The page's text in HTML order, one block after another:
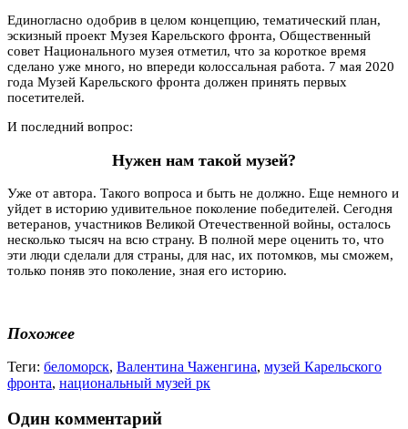
Единогласно одобрив в целом концепцию, тематический план,
эскизный проект Музея Карельского фронта, Общественный
совет Национального музея отметил, что за короткое время
сделано уже много, но впереди колоссальная работа. 7 мая 2020
года Музей Карельского фронта должен принять первых
посетителей.
И последний вопрос:
Нужен нам такой музей?
Уже от автора. Такого вопроса и быть не должно. Еще немного и
уйдет в историю удивительное поколение победителей. Сегодня
ветеранов, участников Великой Отечественной войны, осталось
несколько тысяч на всю страну. В полной мере оценить то, что
эти люди сделали для страны, для нас, их потомков, мы сможем,
только поняв это поколение, зная его историю.
Похожее
Теги: беломорск, Валентина Чаженгина, музей Карельского
фронта, национальный музей рк
Один комментарий